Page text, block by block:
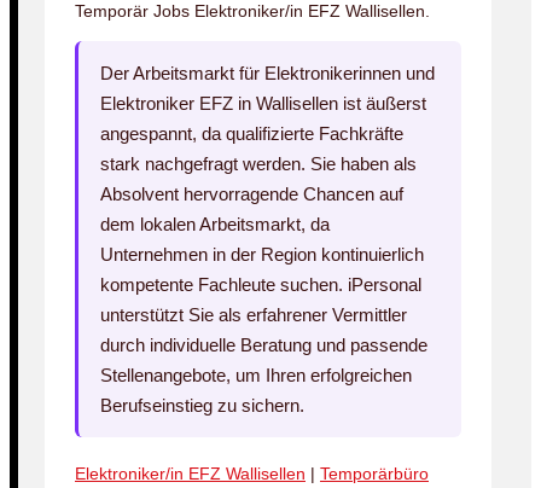
Temporär Jobs Elektroniker/in EFZ Wallisellen.
Der Arbeitsmarkt für Elektronikerinnen und
Elektroniker EFZ in Wallisellen ist äußerst
angespannt, da qualifizierte Fachkräfte
stark nachgefragt werden. Sie haben als
Absolvent hervorragende Chancen auf
dem lokalen Arbeitsmarkt, da
Unternehmen in der Region kontinuierlich
kompetente Fachleute suchen. iPersonal
unterstützt Sie als erfahrener Vermittler
durch individuelle Beratung und passende
Stellenangebote, um Ihren erfolgreichen
Berufseinstieg zu sichern.
Elektroniker/in EFZ Wallisellen | Temporärbüro